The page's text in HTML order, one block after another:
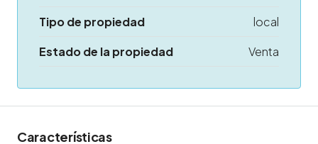
Tipo de propiedad
local
Estado de la propiedad
Venta
Características